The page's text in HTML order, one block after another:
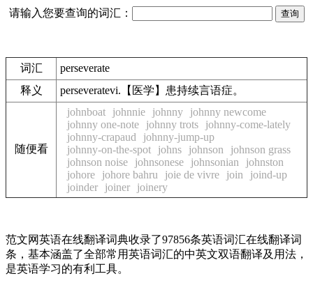
请输入您要查询的词汇：
词汇
perseverate
释义
perseveratevi.【医学】患持续言语症。
随便看
johnboat johnnie johnny
johnny newcome
johnny one-note
johnny trots
johnny-come-lately
johnny-crapaud
johnny-jump-up
johnny-on-the-spot
johns johnson
johnson grass
johnson noise
johnsonese johnsonian
johnston
johore
johore bahru joie de vivre join
joind-up
joinder
joiner joinery
范文网英语在线翻译词典收录了97856条英语词汇在线翻译词
条，基本涵盖了全部常用英语词汇的中英文双语翻译及用法，
是英语学习的有利工具。